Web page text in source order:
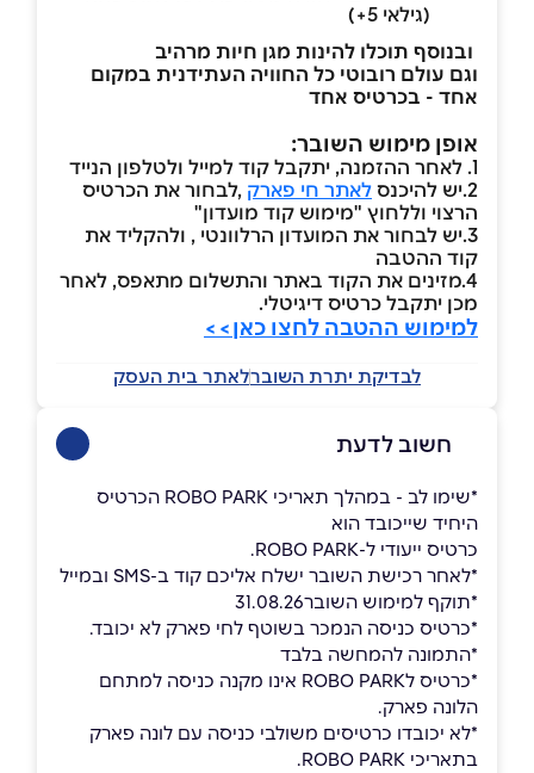
(גילאי 5+)
ובנוסף תוכלו להינות מגן חיות מרהיב
וגם עולם רובוטי כל החוויה העתידנית במקום
אחד - בכרטיס אחד
אופן מימוש השובר:
1. לאחר ההזמנה, יתקבל קוד למייל ולטלפון הנייד
2.יש להיכנס
לאתר חי פארק ,לבחור את הכרטיס
הרצוי וללחוץ "מימוש קוד מועדון"
3.יש לבחור את המועדון הרלוונטי , ולהקליד את
קוד ההטבה
4.מזינים את הקוד באתר והתשלום מתאפס, לאחר
מכן יתקבל כרטיס דיגיטלי.
למימוש ההטבה לחצו כאן>>
לבדיקת יתרת השוברלאתר בית העסק
חשוב לדעת
*שימו לב - במהלך תאריכי ROBO PARK הכרטיס
היחיד שייכובד הוא
כרטיס ייעודי ל-ROBO PARK.
*לאחר רכישת השובר ישלח אליכם קוד ב-SMS ובמייל
*תוקף למימוש השובר31.08.26
*כרטיס כניסה הנמכר בשוטף לחי פארק לא יכובד.
*התמונה להמחשה בלבד
*כרטיס לROBO PARK אינו מקנה כניסה למתחם
הלונה פארק.
*לא יכובדו כרטיסים משולבי כניסה עם לונה פארק
בתאריכי ROBO PARK.